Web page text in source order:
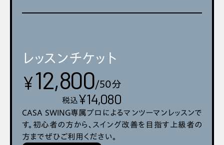
arrow_back スクロール
arrow_back
レッスンチケット
¥12,800/50分
税込¥14,080
CASA SWING専属プロによるマンツーマンレッスンで
す。初心者の方から、スイング改善を目指す上級者の
方までぜひご利用ください。